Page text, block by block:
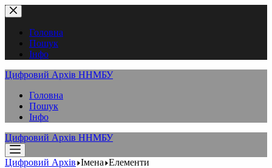
Перейти
до
вмістуГоловна
Пошук
Інфо
Цифровий Архів ННМБУ
Головна
Пошук
Інфо
Цифровий Архів ННМБУ
Цифровий Архів Імена Елементи